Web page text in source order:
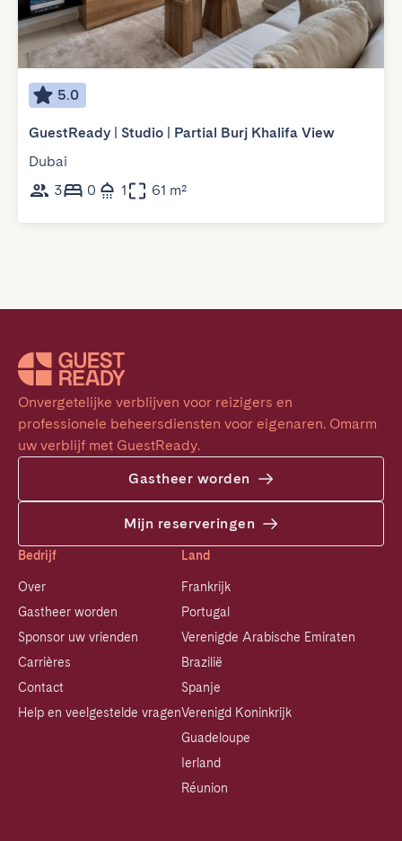
5.0
GuestReady | Studio | Partial Burj Khalifa View
Dubai
3
0 1 61 m²
Onvergetelijke verblijven voor reizigers en
professionele beheersdiensten voor eigenaren. Omarm
uw verblijf met GuestReady.
Gastheer worden
Mijn reserveringen
Bedrijf
Over
Gastheer worden
Sponsor uw vrienden
Carrières
Contact
Help en veelgestelde vragen
Land
Frankrijk
Portugal
Verenigde Arabische Emiraten
Brazilië
Spanje
Verenigd Koninkrijk
Guadeloupe
Ierland
Réunion